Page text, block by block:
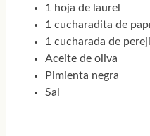
1 hoja de laurel
1 cucharadita de
1 cucharada de perejil
Aceite de oliva
Pimienta negra
Sal